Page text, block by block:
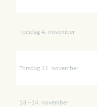
Torsdag 4. november
Torsdag 11. november
13.–14. november